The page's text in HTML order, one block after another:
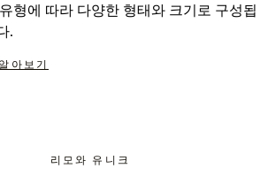
형에 따라 다양한 형태와 크기로 구성됩
.
아보기
리모와 유니크